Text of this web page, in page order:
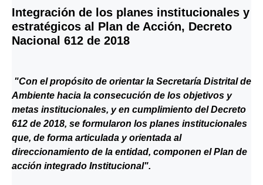
Integración de los planes institucionales y
estratégicos al Plan de Acción, Decreto
Nacional 612 de 2018
"Con el propósito de orientar la Secretaría Distrital de
Ambiente hacia la consecución de los objetivos y
metas institucionales, y en cumplimiento del Decreto
612 de 2018, se formularon los planes institucionales
que, de forma articulada y orientada al
direccionamiento de la entidad, componen el Plan de
acción integrado Institucional".